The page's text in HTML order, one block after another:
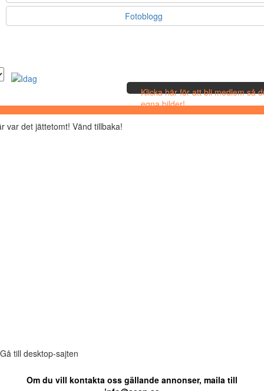
Fotoblogg
Klicka här för att bli medlem så
egna bilder!
var det jättetomt! Vänd tillbaka!
Gå till desktop-sajten
Om du vill kontakta oss gällande annonser, maila till